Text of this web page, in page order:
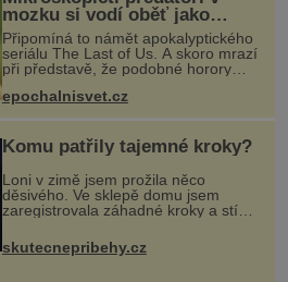
mozku si vodí oběť jako
loutku
Připomíná to námět apokalyptického
seriálu The Last of Us. A skoro mrazí
při představě, že podobné horory
probíhají v přírodě běžně – s tím
rozdílem, že nejde pouze o infekce
parazitickou houbou a že
epochalnisvet.cz
Komu patřily tajemné kroky?
Loni v zimě jsem prožila něco
děsivého. Ve sklepě domu jsem
zaregistrovala záhadné kroky a stíny,
Pavlem bydlíme už několik let v
jedenáctipatrovém domě úplně
skutecnepribehy.cz